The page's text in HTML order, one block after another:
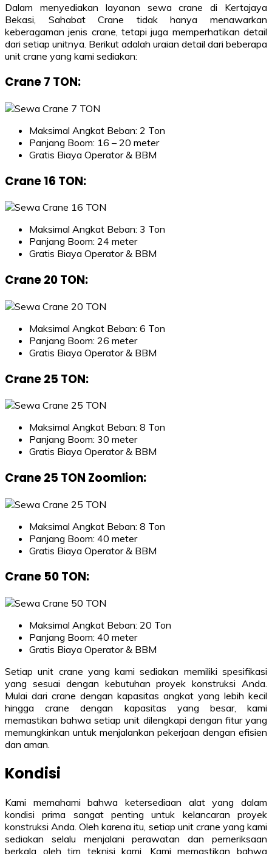
Dalam menyediakan layanan sewa crane di Kertajaya
Bekasi, Sahabat Crane tidak hanya menawarkan
keberagaman jenis crane, tetapi juga memperhatikan detail
dari setiap unitnya. Berikut adalah uraian detail dari beberapa
unit crane yang kami sediakan:
Crane 7 TON:
Maksimal Angkat Beban: 2 Ton
Panjang Boom: 16 – 20 meter
Gratis Biaya Operator & BBM
Crane 16 TON:
Maksimal Angkat Beban: 3 Ton
Panjang Boom: 24 meter
Gratis Biaya Operator & BBM
Crane 20 TON:
Maksimal Angkat Beban: 6 Ton
Panjang Boom: 26 meter
Gratis Biaya Operator & BBM
Crane 25 TON:
Maksimal Angkat Beban: 8 Ton
Panjang Boom: 30 meter
Gratis Biaya Operator & BBM
Crane 25 TON Zoomlion:
Maksimal Angkat Beban: 8 Ton
Panjang Boom: 40 meter
Gratis Biaya Operator & BBM
Crane 50 TON:
Maksimal Angkat Beban: 20 Ton
Panjang Boom: 40 meter
Gratis Biaya Operator & BBM
Setiap unit crane yang kami sediakan memiliki spesifikasi
yang sesuai dengan kebutuhan proyek konstruksi Anda.
Mulai dari crane dengan kapasitas angkat yang lebih kecil
hingga crane dengan kapasitas yang besar, kami
memastikan bahwa setiap unit dilengkapi dengan fitur yang
memungkinkan untuk menjalankan pekerjaan dengan efisien
dan aman.
Kondisi
Kami memahami bahwa ketersediaan alat yang dalam
kondisi prima sangat penting untuk kelancaran proyek
konstruksi Anda. Oleh karena itu, setiap unit crane yang kami
sediakan selalu menjalani perawatan dan pemeriksaan
berkala oleh tim teknisi kami. Kami memastikan bahwa